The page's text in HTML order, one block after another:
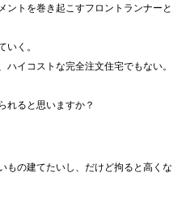
ントを巻き起こすフロントランナーと
く。
イコストな完全注文住宅でもない。
れると思いますか？
もの建てたいし、だけど拘ると高くな